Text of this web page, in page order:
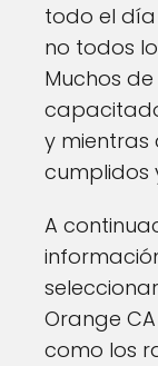
todo el día
no todos
Muchos
y mientras
cumplidos
A
Orange
como los